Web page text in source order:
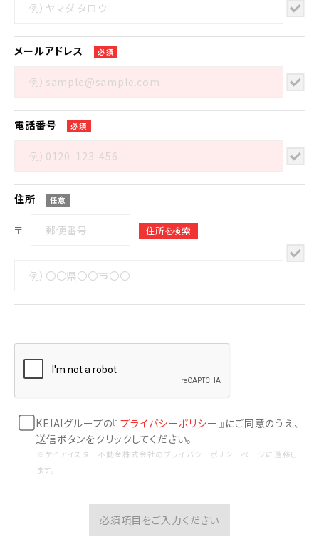
メールアドレス 必須
電話番号 必須
住所 任意
〒
KEIAIグループの『 プライバシーポリシー 』にご同意のうえ、
送信ボタンをクリックしてください。
※ケイアイスター不動産株式会社のプライバシーポリシーページに遷移し
ます。
必須項目をご入力ください